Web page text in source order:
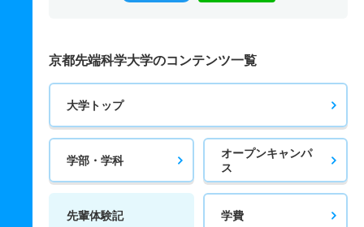
京都先端科学大学のコンテンツ一覧
大学トップ
学部・学科
オープンキャンパ
ス
先輩体験記 学費